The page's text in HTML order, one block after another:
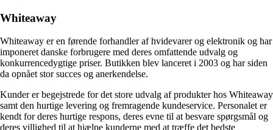
Whiteaway
Whiteaway er en førende forhandler af hvidevarer og elektronik og har
imponeret danske forbrugere med deres omfattende udvalg og
konkurrencedygtige priser. Butikken blev lanceret i 2003 og har siden
da opnået stor succes og anerkendelse.
Kunder er begejstrede for det store udvalg af produkter hos Whiteaway
samt den hurtige levering og fremragende kundeservice. Personalet er
kendt for deres hurtige respons, deres evne til at besvare spørgsmål og
deres villighed til at hjælpe kunderne med at træffe det bedste